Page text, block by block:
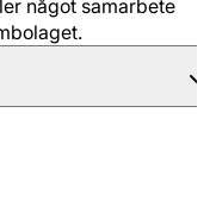
något samarbete